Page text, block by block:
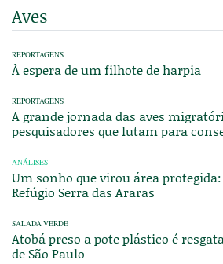
Aves
REPORTAGENS
À espera de um filhote de harpia
REPORTAGENS
A grande jornada das aves
pesquisadores que lutam para
ANÁLISES
Um sonho que virou área
Refúgio Serra das Araras
SALADA VERDE
Atobá preso a pote plástico é
de São Paulo